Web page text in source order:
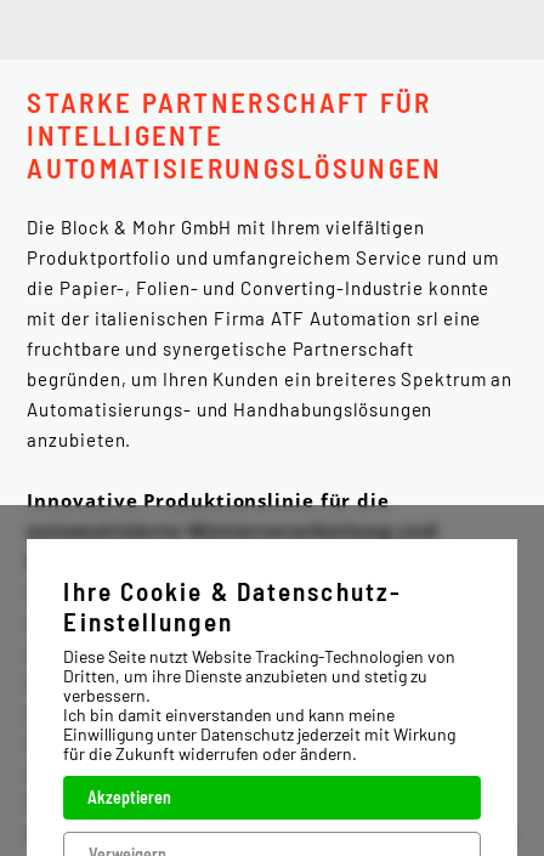
STARKE PARTNERSCHAFT FÜR
INTELLIGENTE
AUTOMATISIERUNGSLÖSUNGEN
Die Block & Mohr GmbH mit Ihrem vielfältigen
Produktportfolio und umfangreichem Service rund um
die Papier-, Folien- und Converting-Industrie konnte
mit der italienischen Firma ATF Automation srl eine
fruchtbare und synergetische Partnerschaft
begründen, um Ihren Kunden ein breiteres Spektrum an
Automatisierungs- und Handhabungslösungen
anzubieten.
Innovative Produktionslinie für die
automatisierte Weiterverarbeitung und
Die Weiterentwicklung von Produktionsprozessen
erfordert überall Lösungen, die immer effizienter,
zuverlässiger, sicherer und stärker integriert sind. Aus
diesem Grund entwickelte ATF kürzlich und speziell für
die Bauindustrie eine automatische Produktionslinie
für die Weiterverarbeitung und Verpackung von
technischen Materialien, die auf maximale betriebliche
Flexibilität, Sicherheit, Qualität des Endprodukts und
lückenlose Rückverfolgbarkeit des Prozesses ausgelegt
Ihre Cookie & Datenschutz-
Einstellungen
Diese Seite nutzt Website Tracking-Technologien von
Dritten, um ihre Dienste anzubieten und stetig zu
verbessern.
Ich bin damit einverstanden und kann meine
Einwilligung unter Datenschutz jederzeit mit Wirkung
für die Zukunft widerrufen oder ändern.
Akzeptieren